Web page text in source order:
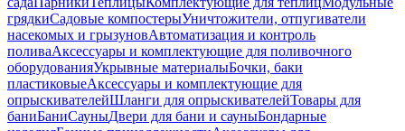
грядкиСадовые компостерыУничтожители, отпугиватели
насекомых и грызуновАвтоматизация и контроль
поливаАксессуары и комплектующие для поливочного
оборудованияУкрывные материалыБочки, баки
пластиковыеАксессуары и комплектующие для
опрыскивателейШланги для опрыскивателейТовары для
баниБаниСауныДвери для бани и сауныБондарные